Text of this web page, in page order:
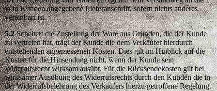
vom Kunden angegebene Lieferanschrift, sofern nichts anderes
vereinbart ist.
5.2Scheitert die Zustellung der Ware aus Gründen, die der Kunde
zu vertreten hat, trägt der Kunde die dem Verkäufer hierdurch
entstehenden angemessenen Kosten. Dies gilt im Hinblick auf die
Kosten für die Hinsendung nicht, wenn der Kunde sein
Widerrufsrecht wirksam ausübt. Für die Rücksendekosten gilt bei
wirksamer Ausübung des Widerrufsrechts durch den Kunden die in
der Widerrufsbelehrung des Verkäufers hierzu getroffene Regelung.